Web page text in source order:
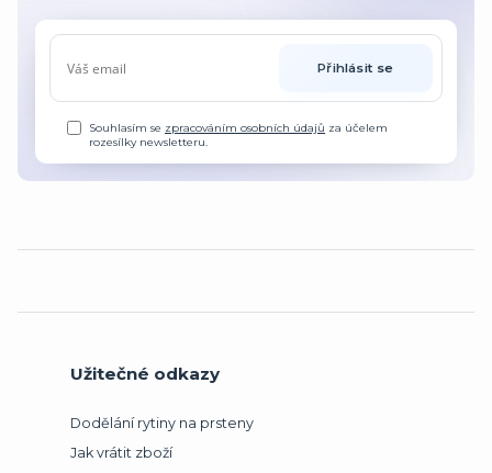
Přihlásit se
Souhlasím se zpracováním osobních údajů za účelem
rozesílky newsletteru.
Užitečné odkazy
Dodělání rytiny na prsteny
Jak vrátit zboží